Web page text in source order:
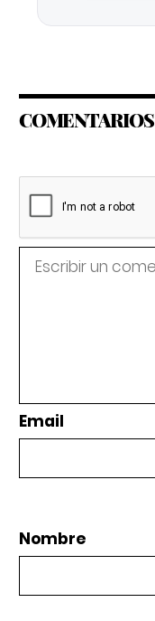
COMENTARIOS
Email
Nombre